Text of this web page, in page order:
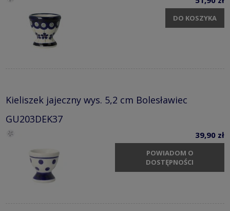
DO KOSZYKA
Kieliszek jajeczny wys. 5,2 cm Bolesławiec
GU203DEK37
39,90 zł
POWIADOM O
DOSTĘPNOŚCI